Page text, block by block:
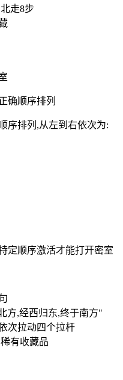
走8步
确顺序排列
序排列,从左到右依次为:
定顺序激活才能打开密室
方,经西归东,终于南方"
次拉动四个拉杆
有收藏品